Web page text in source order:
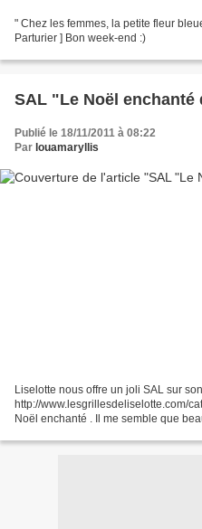
" Chez les femmes, la petite fleur
Parturier ] Bon week-end :)
SAL "Le Noël enchanté
Publié le 18/11/2011 à 08:22
Par louamaryllis
Liselotte nous offre un joli SAL sur son
http://www.lesgrillesdeliselotte.com/
Noël enchanté . Il me semble que